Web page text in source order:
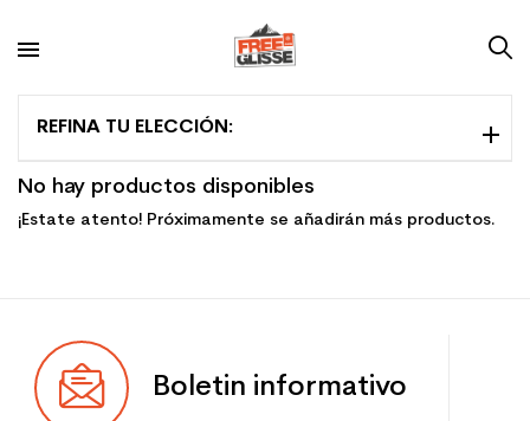
REFINA TU ELECCIÓN:
No hay productos disponibles
¡Estate atento! Próximamente se añadirán más productos.
Boletin informativo